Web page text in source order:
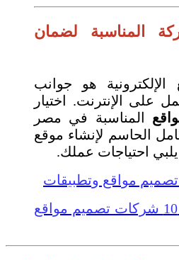
المناسبة لضمان
الإلكترونية هو جوانب
على الإنترنت. اختيار
المناسبة في مصر
الحاسم لإنشاء موقع
احتياجات عملك.
مواقع وتطبيقات
أفضل 10 شركات تصميم مواقع